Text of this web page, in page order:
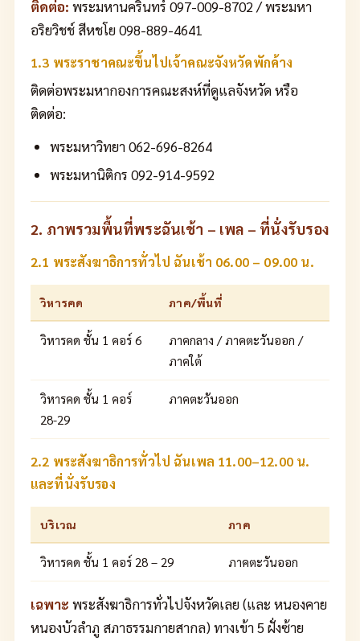
ติดต่อ: พระมหานครินทร์ 097-009-8702 / พระมหา
อริยวิชช์ สีหชโย 098-889-4641
1.3 พระราชาคณะขึ้นไปเจ้าคณะจังหวัดพักค้าง
ติดต่อพระมหากองการคณะสงห์ที่ดูแลจังหวัด หรือ
ติดต่อ:
พระมหาวิทยา 062-696-8264
พระมหานิติกร 092-914-9592
2. ภาพรวมพื้นที่พระฉันเช้า – เพล – ที่นั่งรับรอง
2.1 พระสังฆาธิการทั่วไป ฉันเช้า 06.00 – 09.00 น.
วิหารคด ภาค/พื้นที่
วิหารคด ชั้น 1 คอร์ 6
ภาคกลาง / ภาคตะวันออก /
ภาคใต้
วิหารคด ชั้น 1 คอร์
28-29
ภาคตะวันออก
2.2 พระสังฆาธิการทั่วไป ฉันเพล 11.00–12.00 น.
และที่นั่งรับรอง
บริเวณ ภาค
วิหารคด ชั้น 1 คอร์ 28 – 29 ภาคตะวันออก
เฉพาะ พระสังฆาธิการทั่วไปจังหวัดเลย (และ หนองคาย
หนองบัวลำภู สภาธรรมกายสากล) ทางเข้า 5 ฝั่งซ้าย